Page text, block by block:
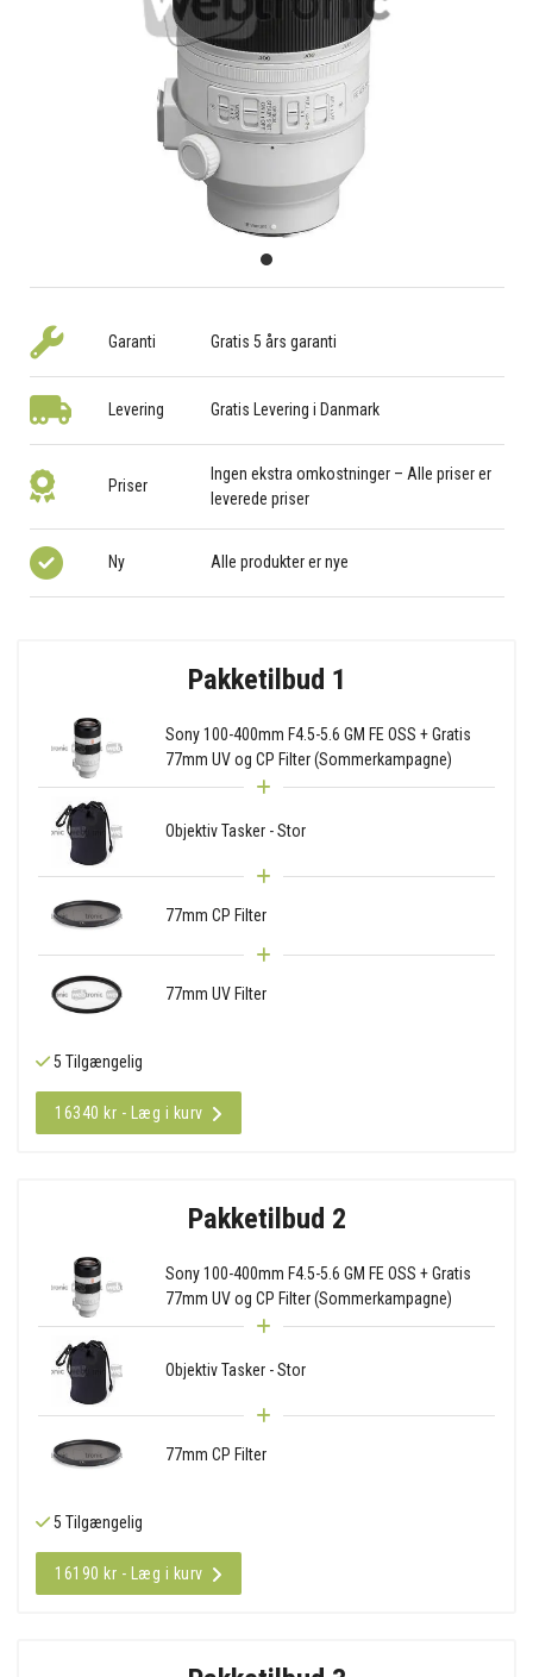
Garanti Gratis 5 års garanti
Levering Gratis Levering i Danmark
Priser
Ingen ekstra omkostninger – Alle priser er
leverede priser
Ny Alle produkter er nye
Pakketilbud 1
Sony 100-400mm F4.5-5.6 GM FE OSS + Gratis
77mm UV og CP Filter (Sommerkampagne)
Objektiv Tasker - Stor
77mm CP Filter
77mm UV Filter
5 Tilgængelig
16340 kr - Læg i kurv
Pakketilbud 2
Sony 100-400mm F4.5-5.6 GM FE OSS + Gratis
77mm UV og CP Filter (Sommerkampagne)
Objektiv Tasker - Stor
77mm CP Filter
5 Tilgængelig
16190 kr - Læg i kurv